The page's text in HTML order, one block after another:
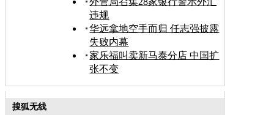
违规
华远拿地空手而归 任志强披露
失败内幕
家乐福叫卖新马泰分店 中国扩
张不变
搜狐无线